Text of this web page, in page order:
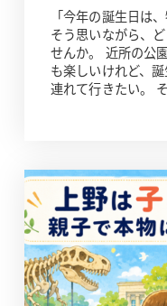
「今年の誕生日は
そう思いながら、
せんか。 近所の公
も楽しいけれど、
連れて行きたい。